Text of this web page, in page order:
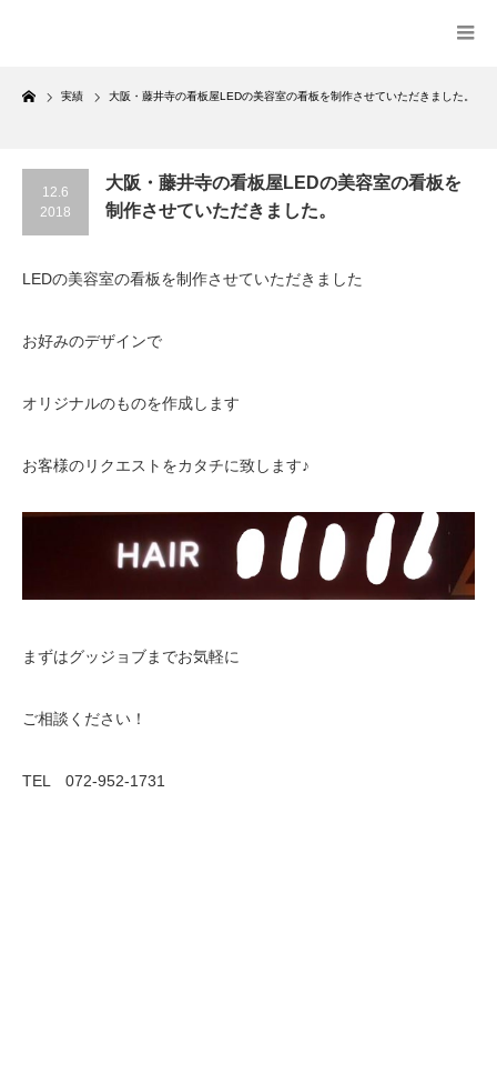
Home
実績 大阪・藤井寺の看板屋LEDの美容室の看板を制作させていただきました。
12.6
2018
大阪・藤井寺の看板屋LEDの美容室の看板を
制作させていただきました。
LEDの美容室の看板を制作させていただきました
お好みのデザインで
オリジナルのものを作成します
お客様のリクエストをカタチに致します♪
まずはグッジョブまでお気軽に
ご相談ください！
TEL 072-952-1731